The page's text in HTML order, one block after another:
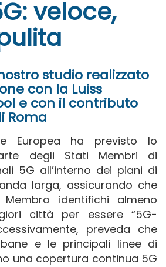
veloce,
studio realizzato
con la Luiss
e con il contributo
Roma
Europea ha previsto lo
degli Stati Membri di
5G all’interno dei piani di
larga, assicurando che
identifichi almeno
città per essere “5G-
preveda che
e le principali linee di
una copertura continua 5G